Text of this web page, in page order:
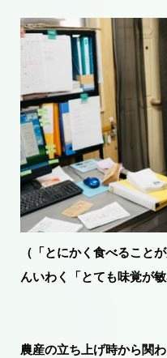
（「とにかく食べること
んいわく「とても味覚が敏
農産の立ち上げ時から関